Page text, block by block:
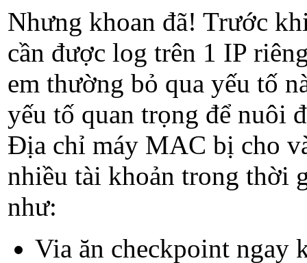
Nhưng khoan đã! Trước
cần được log trên 1 IP
em thường bỏ qua yếu tố
yếu tố quan trọng để nuôi
Địa chỉ máy MAC bị cho
nhiều tài khoản trong thời
như:
Via ăn checkpoint ngay